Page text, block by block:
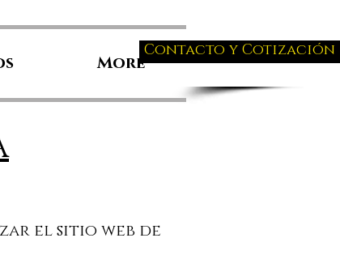
Contacto y Cotización
More
el sitio web de